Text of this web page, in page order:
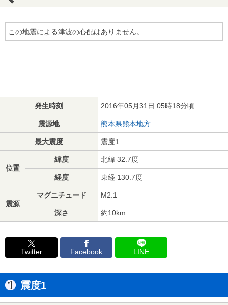
この地震による津波の心配はありません。
発生時刻 2016年05月31日 05時18分頃
震源地 熊本県熊本地方
最大震度 震度1
位置
緯度 北緯 32.7度
経度 東経 130.7度
震源
マグニチュード M2.1
深さ 約10km
Twitter Facebook LINE
震度1